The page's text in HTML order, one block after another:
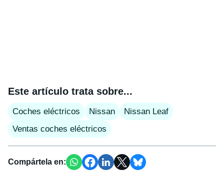
Este artículo trata sobre...
Coches eléctricos Nissan
Nissan Leaf
Ventas coches eléctricos
Compártela en: